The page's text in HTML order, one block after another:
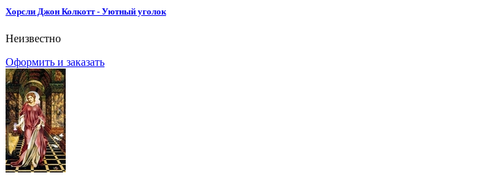
Хорсли Джон Колкотт - Уютный уголок
Неизвестно
Оформить и заказать